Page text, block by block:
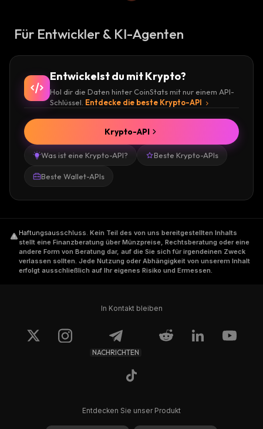
Für Entwickler & KI-Agenten
Entwickelst du mit Krypto?
Hol dir die Daten hinter CoinStats mit nur einem API-
Schlüssel. Entdecke die beste Krypto-API
Was ist eine Krypto-API? Beste Krypto-APIs
Beste Wallet-APIs
Krypto-API
Haftungsausschluss. Kein Teil des von uns bereitgestellten Inhalts
stellt eine Finanzberatung über Münzpreise, Rechtsberatung oder eine
andere Form von Beratung dar, auf die Sie sich für irgendeinen Zweck
verlassen sollten. Jede Nutzung oder Abhängigkeit von unserem Inhalt
erfolgt ausschließlich auf Ihr eigenes Risiko und Ermessen.
In Kontakt bleiben
NACHRICHTEN
Entdecken Sie unser Produkt